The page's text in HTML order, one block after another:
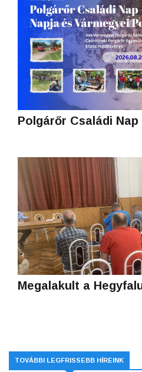
Polgárőr Családi Nap
Megalakult a
TOVÁBBI LEGFRISSEBB HÍREINK